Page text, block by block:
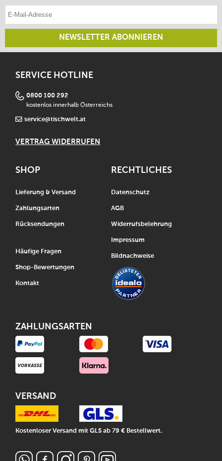
NEWSLETTER ABONNIEREN
SERVICE HOTLINE
0800 100 292
kostenlos innerhalb Österreichs
service@tischwelt.at
VERTRAG WIDERRUFEN
SHOP
Lieferung & Versand
Zahlungsarten
Rücksendungen
Häufige Fragen
Shop-Bewertungen
Kontakt
RECHTLICHES
Datenschutz
AGB
Widerrufsbelehrung
Impressum
Bildnachweise
ZAHLUNGSARTEN
VERSAND
Kostenloser Versand mit GLS ab 79 € Bestellwert.